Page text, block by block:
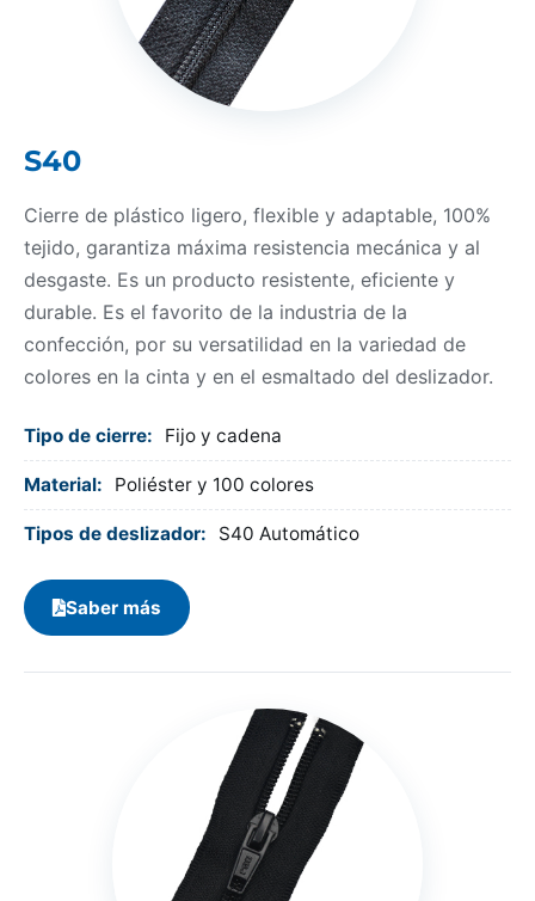
S40
Cierre de plástico ligero, flexible y adaptable, 100%
tejido, garantiza máxima resistencia mecánica y al
desgaste. Es un producto resistente, eficiente y
durable. Es el favorito de la industria de la
confección, por su versatilidad en la variedad de
colores en la cinta y en el esmaltado del deslizador.
Tipo de cierre: Fijo y cadena
Material: Poliéster y 100 colores
Tipos de deslizador: S40 Automático
Saber más